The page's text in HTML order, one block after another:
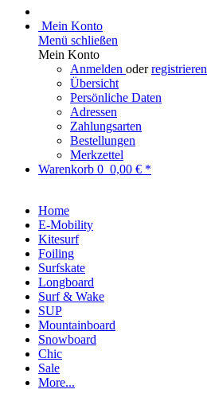
Mein Konto
Menü schließen
Mein Konto
Anmelden oderregistrieren
Übersicht
Persönliche Daten
Adressen
Zahlungsarten
Bestellungen
Merkzettel
Warenkorb 0 0,00 € *
Home
E-Mobility
Kitesurf
Foiling
Surfskate
Longboard
Surf & Wake
SUP
Mountainboard
Snowboard
Chic
Sale
More...